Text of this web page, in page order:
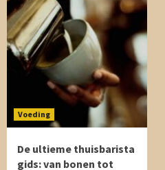
Voeding
De ultieme thuisbarista
gids: van bonen tot